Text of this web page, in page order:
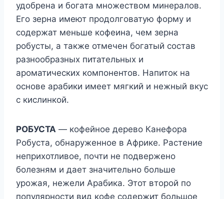
удобрена и богата множеством минералов.
Его зерна имеют продолговатую форму и
содержат меньше кофеина, чем зерна
робусты, а также отмечен богатый состав
разнообразных питательных и
ароматических компонентов. Напиток на
основе арабики имеет мягкий и нежный вкус
с кислинкой.
РОБУСТА — кофейное дерево Канефора
Робуста, обнаруженное в Африке. Растение
неприхотливое, почти не подвержено
болезням и дает значительно больше
урожая, нежели Арабика. Этот второй по
популярности вид кофе содержит большое